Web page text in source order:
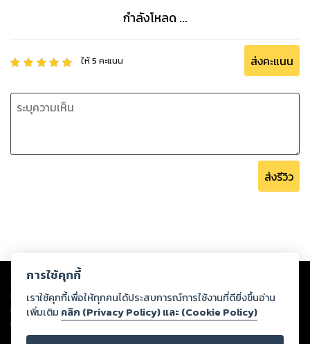
กำลังโหลด ...
ให้5 คะแนน ส่งคะแนน
ส่งรีวิว
Copyright © 2026
ต่อผลงานหรือเนื้อหาใดที่อัปโหลดผ่านเว็บไซต์และปรากฏว่าละเมิดสิทธิใน
ทรัพย์สินทางปัญญาของบุคคลอื่นหรือขัดต่อกฎหมายและศีลธรรม ดังนั้น ผู้อ่าน
ทุกท่านโปรดใช้วิจารณญาณในการกลั่นกรองด้วยตนเอง และหากท่านพบว่าส่วน
หนึ่งส่วนใดขัดต่อกฎหมายและศีลธรรม กรุณาแจ้งมายังบริษัท เพื่อทีมงานจะได้
ดำเนินการในทันที ทั้งนี้ ทางสตอรี่ล็อกขอสงวนลิขสิทธิ์ตามพระราชบัญญัติ
การใช้คุกกี้
เราใช้คุกกี้เพื่อให้ทุกคนได้ประสบการณ์การใช้งานที่ดียิ่งขึ้นอ่าน
เพิ่มเติม คลิก (Privacy Policy) และ (Cookie Policy)